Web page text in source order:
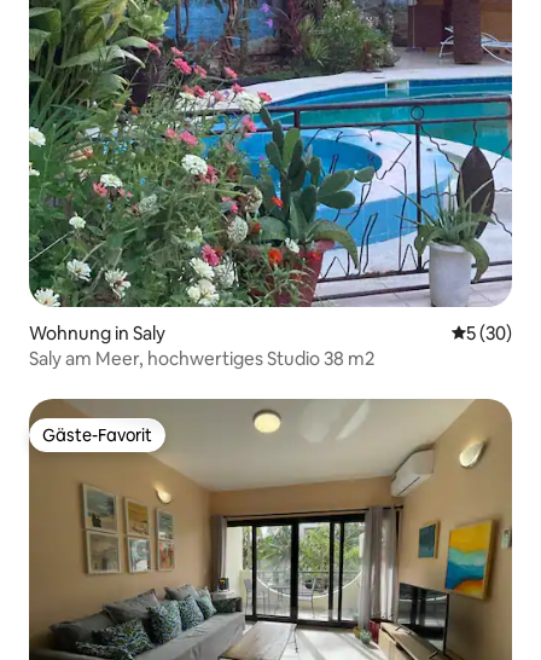
Wohnung in Saly
5 (30)
Saly am Meer, hochwertiges Studio 38 m2
Gäste-Favorit
Gäste-Favorit